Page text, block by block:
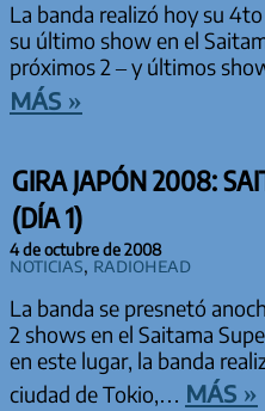
La banda realizó hoy su
su último show en el
próximos 2 – y últimos
más »
GIRA JAPÓN 2008:
(DÍA 1)
4 de octubre de 2008
Noticias, Radiohead
La banda se presnetó
2 shows en el Saitama
en este lugar, la banda
ciudad de Tokio,… más »